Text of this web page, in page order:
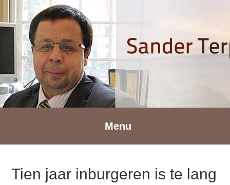
Spring
naar
hoofdnavigatie
naar
hoofd
inhoud
Spring
naar
voettekst
Menu
Tien jaar inburgeren is te lang